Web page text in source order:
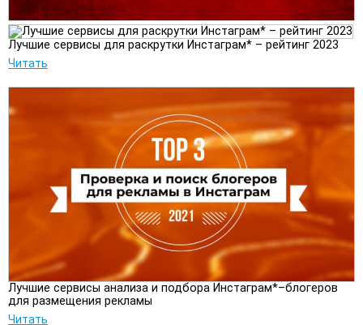
Лучшие сервисы для раскрутки Инстаграм* – рейтинг 2023
Читать
Лучшие сервисы анализа и подбора Инстаграм*–блогеров
для размещения рекламы
Читать